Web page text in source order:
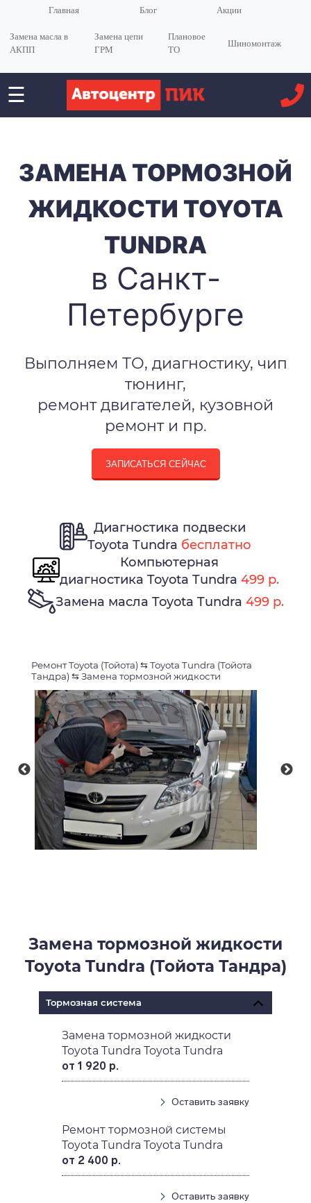
Главная Блог Акции
Замена масла в
АКПП
Замена цепи
ГРМ
Плановое
ТО
Шиномонтаж
☰
ЗАМЕНА ТОРМОЗНОЙ
ЖИДКОСТИ TOYOTA
TUNDRA
в Санкт-
Петербурге
Выполняем ТО, диагностику, чип
тюнинг,
ремонт двигателей, кузовной
ремонт и пр.
ЗАПИСАТЬСЯ СЕЙЧАС
Диагностика подвески
Toyota Tundra бесплатно
Компьютерная
диагностика Toyota Tundra 499 р.
Замена масла Toyota Tundra 499 р.
Ремонт Toyota (Тойота) ⇆Toyota Tundra (Тойота
Тандра) ⇆Замена тормозной жидкости
Замена тормозной жидкости
Toyota Tundra (Тойота Тандра)
Тормозная система
Замена тормозной жидкости
Toyota Tundra Toyota Tundra
от 1 920 р.
Оставить заявку
Ремонт тормозной системы
Toyota Tundra Toyota Tundra
от 2 400 р.
Оставить заявку